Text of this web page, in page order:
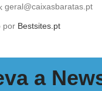
geral@caixasbaratas.pt
por Bestsites.pt
a